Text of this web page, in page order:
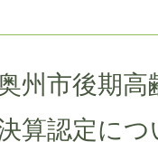
州市後期高
算認定につ